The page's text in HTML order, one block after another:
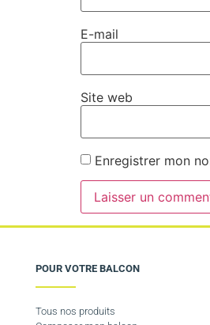
E-mail
Site web
Enregistrer mon
POUR VOTRE BALCON
Tous nos produits